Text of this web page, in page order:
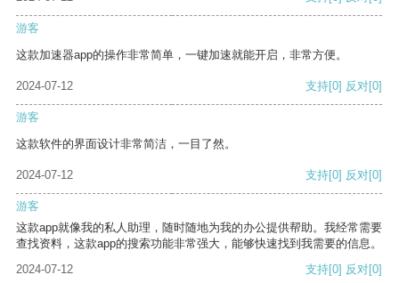
游客
这款加速器app的操作非常简单，一键加速就能开启，非常方便。
2024-07-12 支持[0] 反对[0]
游客
这款软件的界面设计非常简洁，一目了然。
2024-07-12 支持[0] 反对[0]
游客
这款app就像我的私人助理，随时随地为我的办公提供帮助。我经常需要
查找资料，这款app的搜索功能非常强大，能够快速找到我需要的信息。
2024-07-12
支持[0] 反对[0]